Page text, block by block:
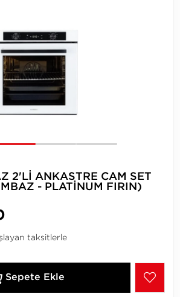
2'Lİ ANKASTRE CAM SET
- PLATİNUM FIRIN)
taksitlerle